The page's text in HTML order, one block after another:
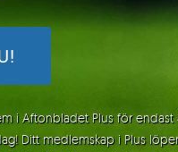
i Aftonbladet Plus för
Ditt medlemskap i Plus